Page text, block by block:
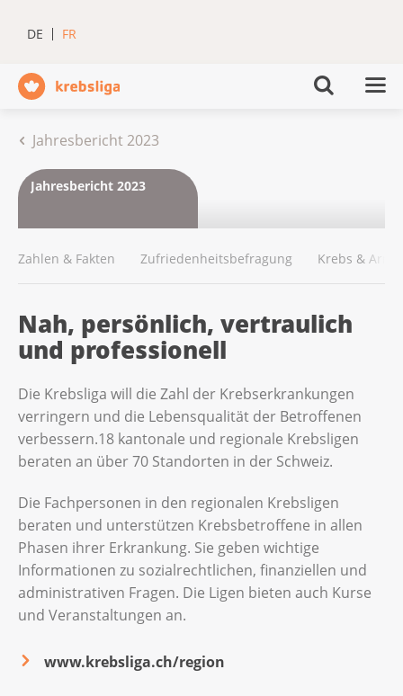
DE FR
Jahresbericht 2023
Jahresbericht 2023
Zahlen & Fakten Zufriedenheits­befragung Krebs &
Nah, persönlich, vertraulich
und professionell
Die Krebsliga will die Zahl der Krebserkrankungen
verringern und die Lebensqualität der Betroffenen
verbessern.18 kantonale und regionale Krebsligen
beraten an über 70 Standorten in der Schweiz.
Die Fachpersonen in den regionalen Krebsligen
beraten und unterstützen Krebsbetroffene in allen
Phasen ihrer Erkrankung. Sie geben wichtige
Informationen zu sozialrechtlichen, finanziellen und
administrativen Fragen. Die Ligen bieten auch Kurse
und Veranstaltungen an.
www.krebsliga.ch/region